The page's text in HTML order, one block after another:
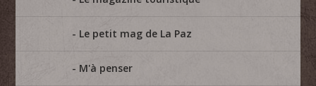
Le petit mag de La Paz
M'à penser